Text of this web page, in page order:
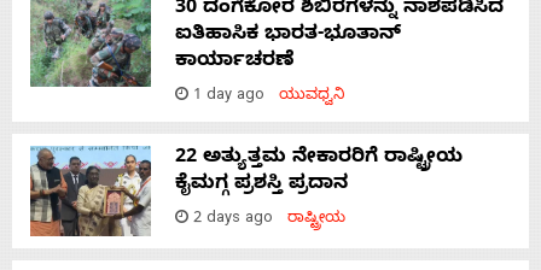
30 ದಂಗೆಕೋರ ಶಿಬಿರಗಳನ್ನು ನಾಶಪಡಿಸಿದ
ಐತಿಹಾಸಿಕ ಭಾರತ-ಭೂತಾನ್
ಕಾರ್ಯಾಚರಣೆ
1 day ago ಯುವಧ್ವನಿ
22 ಅತ್ಯುತ್ತಮ ನೇಕಾರರಿಗೆ ರಾಷ್ಟ್ರೀಯ
ಕೈಮಗ್ಗ ಪ್ರಶಸ್ತಿ ಪ್ರದಾನ
2 days ago ರಾಷ್ಟ್ರೀಯ